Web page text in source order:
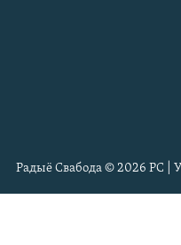
Радыё Свабода © 2026 РС |